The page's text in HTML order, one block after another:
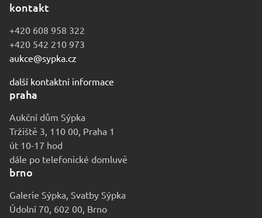
kontakt
+420 608 958 322
+420 542 210 973
aukce@sypka.cz
další kontaktní informace
praha
Aukční dům Sýpka
Tržiště 3, 110 00, Praha 1
út 10-17 hod
dále po telefonické domluvě
brno
Galerie Sýpka, Svatby Sýpka
Údolní 70, 602 00, Brno